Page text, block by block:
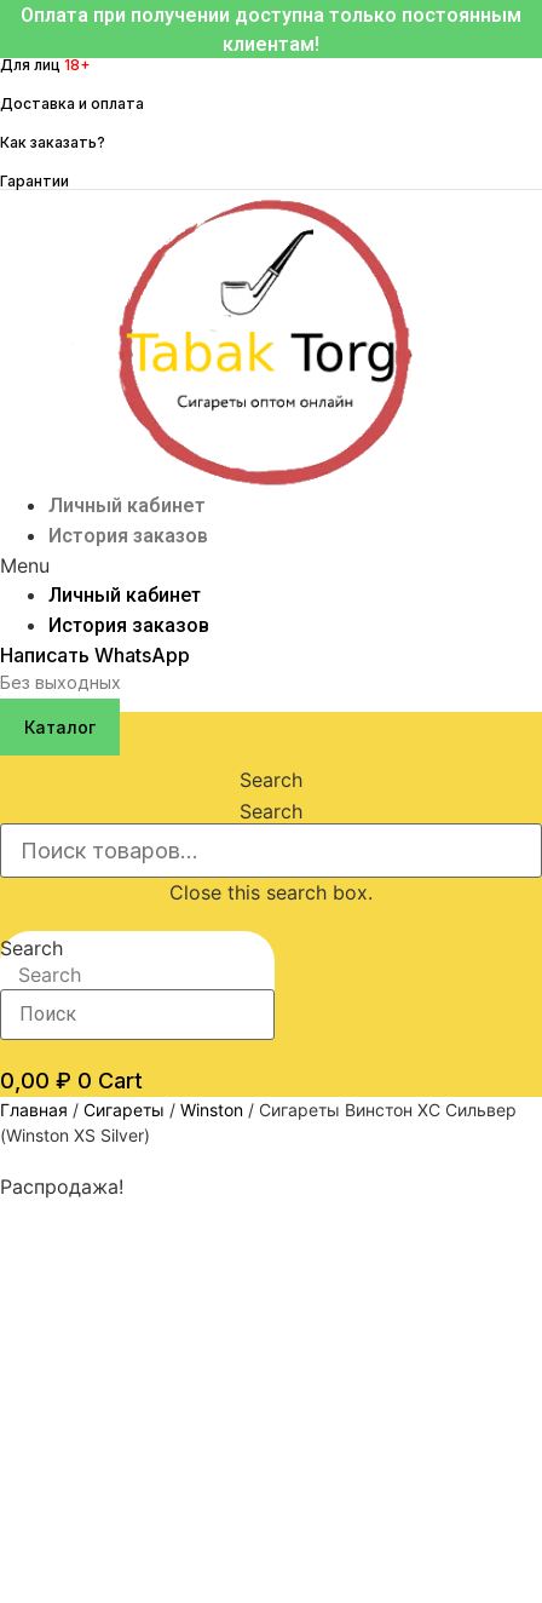
Перейти
содержимому
Оплата при получении доступна только постоянным
клиентам!
Для лиц 18+
Доставка и оплата
Как заказать?
Гарантии
Личный кабинет
История заказов
Menu
Личный кабинет
История заказов
Написать WhatsApp
Без выходных
Каталог
Search
Search
Close this search box.
Search
Search
0,00 ₽ 0 Cart
Главная / Сигареты / Winston / Сигареты Винстон ХС Сильвер
(Winston XS Silver)
Распродажа!